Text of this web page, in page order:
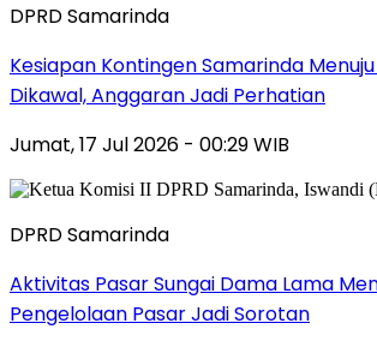
DPRD Samarinda
Kesiapan Kontingen Samarinda
Dikawal, Anggaran Jadi Perhatian
Jumat, 17 Jul 2026 - 00:29 WIB
DPRD Samarinda
Aktivitas Pasar Sungai Dama Lama
Pengelolaan Pasar Jadi Sorotan